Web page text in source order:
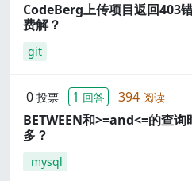
CodeBerg上传项目返回403
费解？
git
0 投票 1 回答 394 阅读
BETWEEN和>=and<=的查
多？
mysql